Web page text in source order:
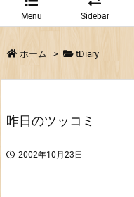
Menu Sidebar
ホーム > tDiary
昨日のツッコミ
2002年10月23日